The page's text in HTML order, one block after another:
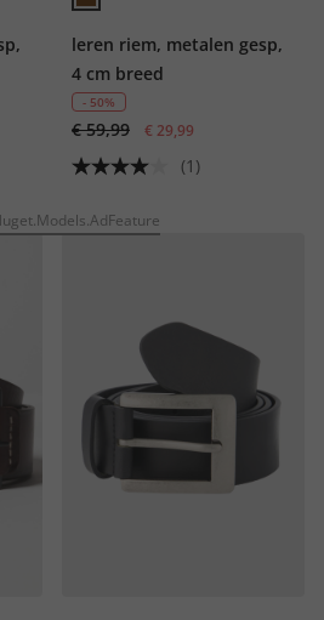
leren riem, metalen gesp,
4 cm breed
- 50%
€ 59,99 € 29,99
(1)